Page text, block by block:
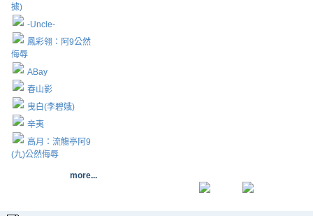
據)
-Uncle-
鳳彩翎：阿9公然
侮辱
ABay
春山影
曳白(李碧娥)
辛夷
高月：流觴亭阿9
(九)公然侮辱
more...